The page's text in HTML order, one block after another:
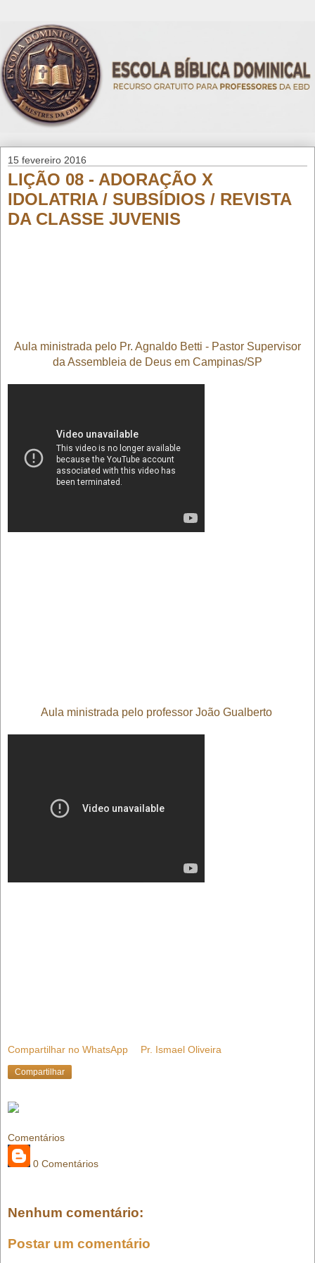
15 fevereiro 2016
LIÇÃO 08 - ADORAÇÃO X
IDOLATRIA / SUBSÍDIOS / REVISTA
DA CLASSE JUVENIS
Aula ministrada pelo Pr. Agnaldo Betti - Pastor Supervisor
da Assembleia de Deus em Campinas/SP
Aula ministrada pelo professor João Gualberto
Compartilhar no WhatsApp Pr. Ismael Oliveira
Compartilhar
Comentários
0 Comentários
Nenhum comentário:
Postar um comentário